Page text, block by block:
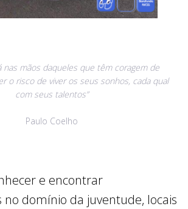
nas mãos daqueles que têm coragem de
o risco de viver os seus sonhos, cada qual
com seus talentos”
Paulo Coelho
e encontrar
domínio da juventude, locais